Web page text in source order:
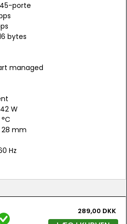
45-porte
bytes
managed
W
28 mm
Hz
289,00 DKK